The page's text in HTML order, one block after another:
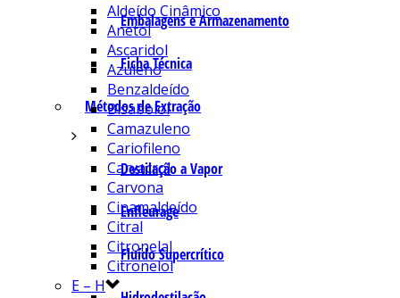
Embalagens e Armazenamento
Ficha Técnica
Métodos de Extração
Destilação a Vapor
Enfleurage
Fluído Supercrítico
Aldeído Cinâmico
Anetol
Ascaridol
Azuleno
Benzaldeído
Bisabolol
Camazuleno
Cariofileno
Carvacrol
Carvona
Cinamaldeído
Citral
Citronelal
Citronelol
E – H